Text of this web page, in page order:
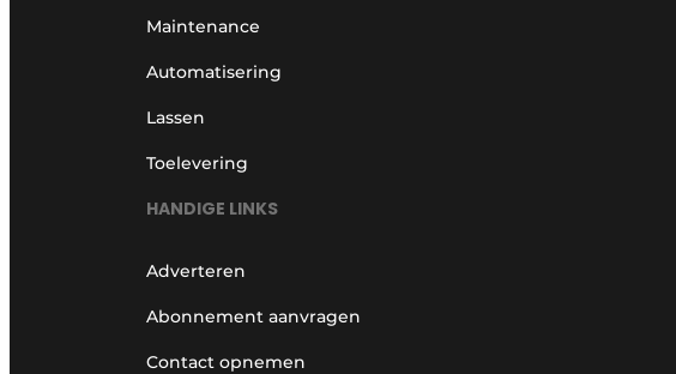
Maintenance
Automatisering
Lassen
Toelevering
HANDIGE LINKS
Adverteren
Abonnement aanvragen
Contact opnemen